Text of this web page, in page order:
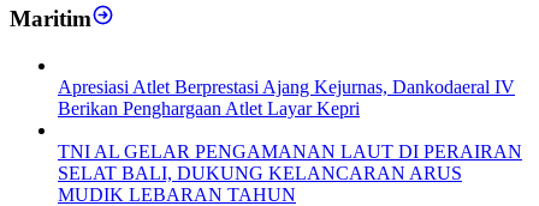
Maritim
Apresiasi Atlet Berprestasi Ajang Kejurnas, Dankodaeral IV
Berikan Penghargaan Atlet Layar Kepri
TNI AL GELAR PENGAMANAN LAUT DI PERAIRAN
SELAT BALI, DUKUNG KELANCARAN ARUS
MUDIK LEBARAN TAHUN